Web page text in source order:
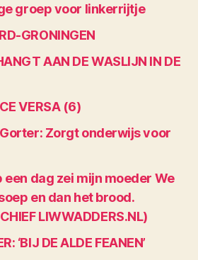
groep voor linkerrijtje
GRONINGEN
AAN DE WASLIJN IN DE
VERSA (6)
Zorgt onderwijs voor
een dag zei mijn moeder We
en dan het brood.
LIWWADDERS.NL)
‘BIJ DE ALDE FEANEN’